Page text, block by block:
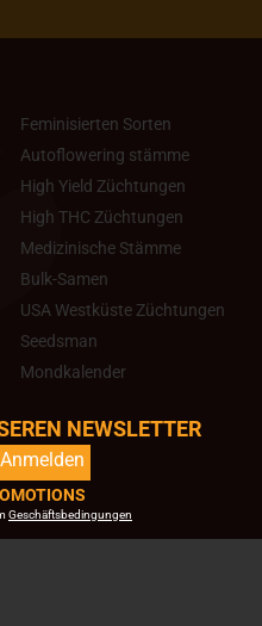
Feminisierten Sorten
Autoflowering stämme
High Yield Züchtungen
High THC Züchtungen
Medizinische Stämme
Bulk-Samen
USA Westküste Züchtungen
Seedsman
Mondkalender
NEWSLETTER
Anmelden
Geschäftsbedingungen